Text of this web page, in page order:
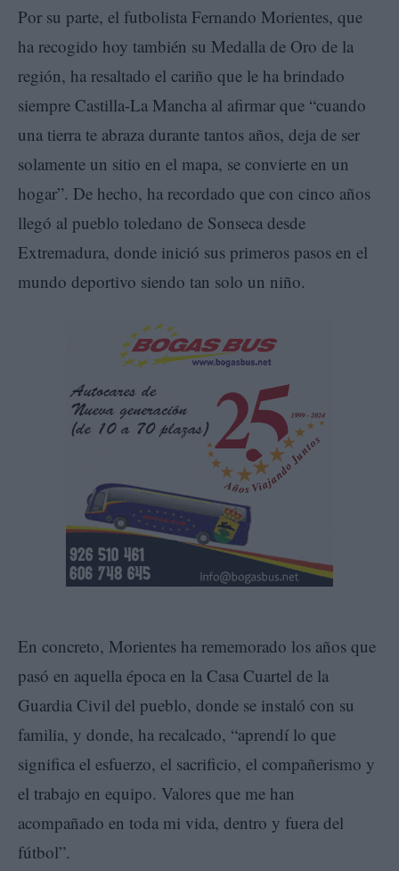
Por su parte, el futbolista Fernando Morientes, que
ha recogido hoy también su Medalla de Oro de la
región, ha resaltado el cariño que le ha brindado
siempre Castilla-La Mancha al afirmar que “cuando
una tierra te abraza durante tantos años, deja de ser
solamente un sitio en el mapa, se convierte en un
hogar”. De hecho, ha recordado que con cinco años
llegó al pueblo toledano de Sonseca desde
Extremadura, donde inició sus primeros pasos en el
mundo deportivo siendo tan solo un niño.
En concreto, Morientes ha rememorado los años que
pasó en aquella época en la Casa Cuartel de la
Guardia Civil del pueblo, donde se instaló con su
familia, y donde, ha recalcado, “aprendí lo que
significa el esfuerzo, el sacrificio, el compañerismo y
el trabajo en equipo. Valores que me han
acompañado en toda mi vida, dentro y fuera del
fútbol”.